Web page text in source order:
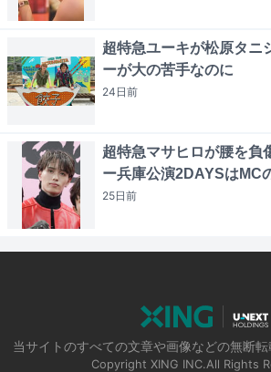
超特急ユーキが松原タニ
ーが大の苦手なのに
24日前
超特急マサヒロが腰を負
ー兵庫公演2DAYSはMC
25日前
当サイトのすべての文章や画像などの無断転
Copyright XING INC.All Rights